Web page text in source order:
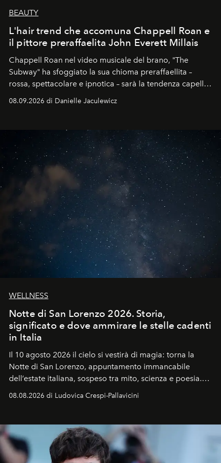
BEAUTY
L'hair trend che accomuna Chappell Roan e
il pittore preraffaelita John Everett Millais
Chappell Roan nel video musicale del brano, "The
Subway" ha sfoggiato la sua chioma preraffaellita –
rossa, spettacolare e ipnotica – sarà la tendenza capelli
08.09.2026 di Danielle Jaculewicz
WELLNESS
Notte di San Lorenzo 2026. Storia,
significato e dove ammirare le stelle cadenti
in Italia
Il 10 agosto 2026 il cielo si vestirà di magia: torna la
Notte di San Lorenzo, appuntamento immancabile
dell’estate italiana, sospeso tra mito, scienza e poesia.
celeste per seguire il passaggio delle
all’universo i desideri più segreti
08.08.2026 di Ludovica Crespi-Pallavicini